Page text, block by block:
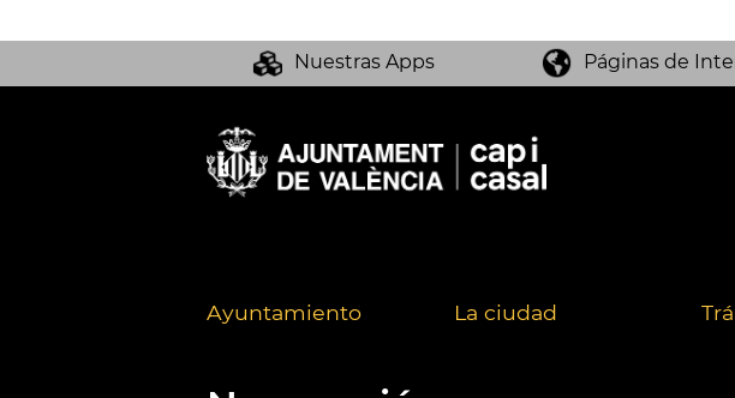
Nuestras Apps Páginas de
Ayuntamiento La ciudad